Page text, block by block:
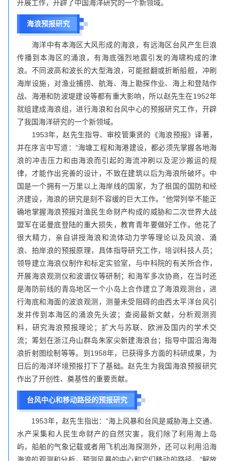
开展工作，开辟了中国海洋研究的一个新领域。
海浪预报研究
海洋中有本海区大风形成的海浪，有远海区台风产生巨浪
传播到本海区的涌浪，有海底强烈地震引发的海啸构成的津
浪。不同波高和波长的大型海浪，可能掀翻或折断船舰，冲刷
海岸设施，对渔业捕捞、航海、海上勘探作业、海上和登陆作
战、海港和防波堤建设等都有重大影响，所以赵先生在1952年
就组建成海浪组，进行海浪和台风中心的预报研究工作，开辟
了我国海洋研究的一个新领域。
1953年，赵先生指导、审校管秉贤的《海浪预报》译著，
并在序言中写道：“海塘工程和海港建设，都必须先掌握各地海
浪的冲击压力和由海浪而引起的海流冲刷以及泥沙搬运的规
律，才能作出完善的设计，不致在建筑以后为海浪所破坏。中
国是一个拥有一万里以上海岸线的国家，为了祖国的国防和经
济建设，海浪的研究是刻不容缓的巨大工作。”他常列举不能正
确地掌握海浪预报对渔民生命财产构成的威胁和二次世界大战
盟军在诺曼底登陆的重大损失，教育青年要做好工作。他花了
很大精力，亲自讲授海浪和流体动力学等理论以及风浪、涌
浪、拍岸浪的预报原理，具体指导研究工作，培训科技人员；
领导建立海浪仪制作和标定实验室，与中科院的有关所合作，
开展海浪观测仪和波谱仪等研制；和海军多次协商，在当时还
是海防前线的青岛地区一个小岛上合作建立了海浪观测台，进
行海底和海面的波浪观测，测量未受阻碍的由西太平洋台风引
发并传到本海区的涌浪先头波；查阅最新文献，分析观测资
料，研究海浪预报理论；扩大与苏联、欧洲及国内的学术交
流；筹划在浙江舟山群岛朱家尖新建海浪台；指导中国沿海海
浪折射图绘制等等。到1958年，已获得多方面的科研成果，为
日后的海洋环境预报打下了基础。赵先生为我国海浪预报研究
作出了开创性、奠基性的重要贡献。
台风中心和移动路径的预报研究
1953年，赵先生指出：“海上风暴和台风是威胁海上交通、
水产采集和人民生命财产的自然灾害，我们除了利用海上岛
屿，船舶的气象记载或者用飞机出海探测外，还可以利用沿海